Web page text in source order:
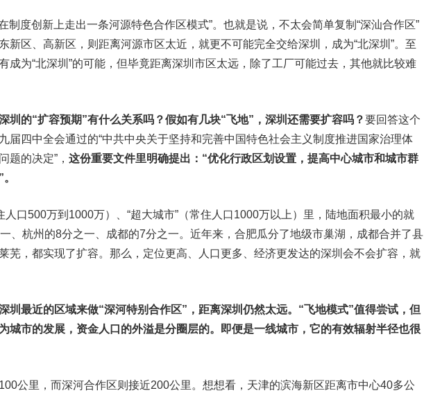
制度创新上走出一条河源特色合作区模式”。也就是说，不太会简单复制“深汕合作区”
新区、高新区，则距离河源市区太近，就更不可能完全交给深圳，成为“北深圳”。至
成为“北深圳”的可能，但毕竟距离深圳市区太远，除了工厂可能过去，其他就比较难
圳的“扩容预期”有什么关系吗？假如有几块“飞地”，深圳还需要扩容吗？要回答这个
届四中全会通过的“中共中央关于坚持和完善中国特色社会主义制度推进国家治理体
题的决定”， 这份重要文件里明确提出： “优化行政区划设置，提高中心城市和城市群
人口500万到1000万）、“超大城市”（常住人口1000万以上）里，陆地面积最小的就
、杭州的8分之一、成都的7分之一。近年来，合肥瓜分了地级市巢湖，成都合并了县
芜，都实现了扩容。那么，定位更高、人口更多、经济更发达的深圳会不会扩容，就
圳最近的区域来做“深河特别合作区”，距离深圳仍然太远。 “飞地模式”值得尝试，但
城市的发展，资金人口的外溢是分圈层的。即便是一线城市，它的有效辐射半径也很
公里，而深河合作区则接近200公里。想想看，天津的滨海新区距离市中心40多公